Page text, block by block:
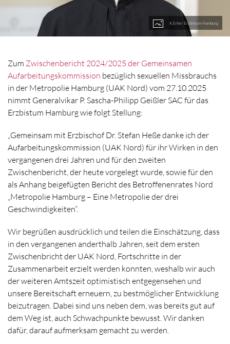
K.Erbe/ Erzbistum Hamburg
Zum Zwischenbericht 2024/2025 der Gemeinsamen
Aufarbeitungskommission bezüglich sexuellen Missbrauchs
in der Metropolie Hamburg (UAK Nord) vom 27.10.2025
nimmt Generalvikar P. Sascha-Philipp Geißler SAC für das
Erzbistum Hamburg wie folgt Stellung:
„Gemeinsam mit Erzbischof Dr. Stefan Heße danke ich der
Aufarbeitungskommission (UAK Nord) für ihr Wirken in den
vergangenen drei Jahren und für den zweiten
Zwischenbericht, der heute vorgelegt wurde, sowie für den
als Anhang beigefügten Bericht des Betroffenenrates Nord
„Metropolie Hamburg – Eine Metropolie der drei
Geschwindigkeiten“.
Wir begrüßen ausdrücklich und teilen die Einschätzung, dass
in den vergangenen anderthalb Jahren, seit dem ersten
Zwischenbricht der UAK Nord, Fortschritte in der
Zusammenarbeit erzielt werden konnten, weshalb wir auch
der weiteren Amtszeit optimistisch entgegensehen und
unsere Bereitschaft erneuern, zu bestmöglicher Entwicklung
beizutragen. Dabei sind uns neben dem, was bereits gut auf
dem Weg ist, auch Schwachpunkte bewusst. Wir danken
dafür, darauf aufmerksam gemacht zu werden.